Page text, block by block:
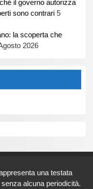
il governo autorizza
sono contrari 5
la scoperta che
2026
una testata
alcuna periodicità.